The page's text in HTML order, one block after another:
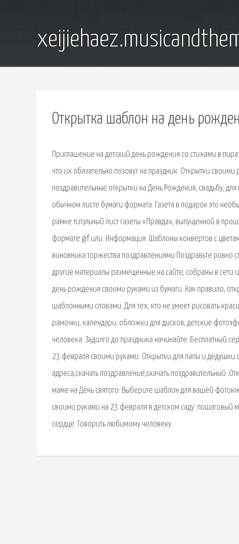
Открытка шаблон на день
Приглашение на детский день рождения со стихами в
что их обязательно позовут на праздник. Открытки
поздравительные открытки на День Рождения, свадьбу,
обычном листе бумаги формата. Газета в подарок это
рамке титульный лист газеты «Правда», выпущенной в
формате gif или. Информация: Шаблоны конвертов с
виновника торжества поздравлениями Поздравьте ровно
другие материалы размещенные на сайте, собраны в сети
день рождения своими руками из бумаги. Как правило,
шаблонными словами. Для тех, кто не умеет рисовать
рамочки, календари, обложки для дисков, детские
человека. Задолго до праздника начинайте. Бесплатный
23 февраля своими руками. Открытки для папы и дедушки
адреса,скачать поздравление,скачать поздравительный.
маме на День святого. Выберите шаблон для вашей
своими руками на 23 февраля в детском саду: пошаговый
сердце. Говорить любимому человеку.